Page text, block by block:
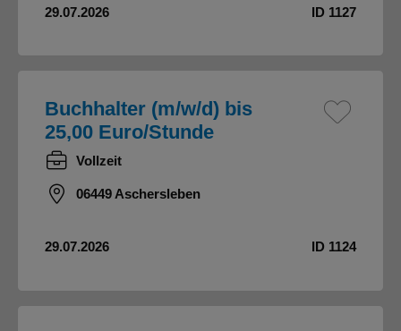
29.07.2026 ID 1127
Buchhalter (m/w/d) bis
25,00 Euro/Stunde
Vollzeit
06449 Aschersleben
29.07.2026 ID 1124